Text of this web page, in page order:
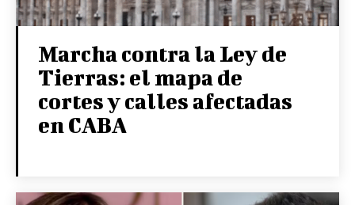
Marcha contra la Ley de
Tierras: el mapa de
cortes y calles afectadas
en CABA